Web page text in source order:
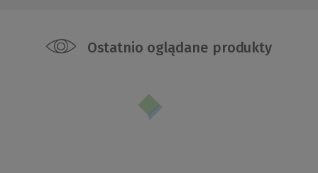
Ostatnio oglądane produkty